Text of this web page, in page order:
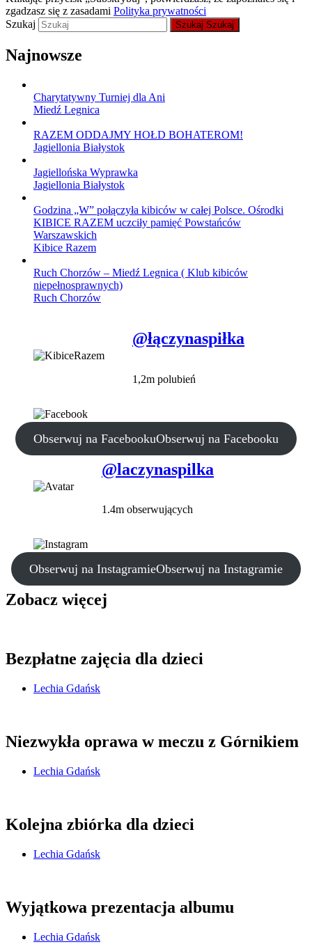
zgadzasz się z zasadami Polityka prywatności
Szukaj
Szukaj Szukaj
Najnowsze
Charytatywny Turniej dla Ani
Miedź Legnica
RAZEM ODDAJMY HOŁD BOHATEROM!
Jagiellonia Białystok
Jagiellońska Wyprawka
Jagiellonia Białystok
Godzina „W” połączyła kibiców w całej Polsce. Ośrodki
KIBICE RAZEM uczciły pamięć Powstańców
Warszawskich
Kibice Razem
Ruch Chorzów – Miedź Legnica ( Klub kibiców
niepełnosprawnych)
Ruch Chorzów
@łączynaspiłka
1,2m polubień
Obserwuj na FacebookuObserwuj na Facebooku
@laczynaspilka
1.4m obserwujących
Obserwuj na InstagramieObserwuj na Instagramie
Zobacz więcej
Bezpłatne zajęcia dla dzieci
Lechia Gdańsk
Niezwykła oprawa w meczu z Górnikiem
Lechia Gdańsk
Kolejna zbiórka dla dzieci
Lechia Gdańsk
Wyjątkowa prezentacja albumu
Lechia Gdańsk